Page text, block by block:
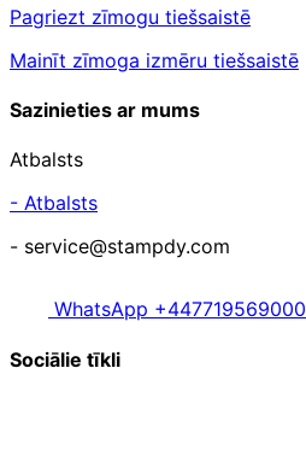
Pagriezt zīmogu tiešsaistē
Mainīt zīmoga izmēru tiešsaistē
Sazinieties ar mums
Atbalsts
- Atbalsts
- service@stampdy.com
WhatsApp +447719569000
Sociālie tīkli